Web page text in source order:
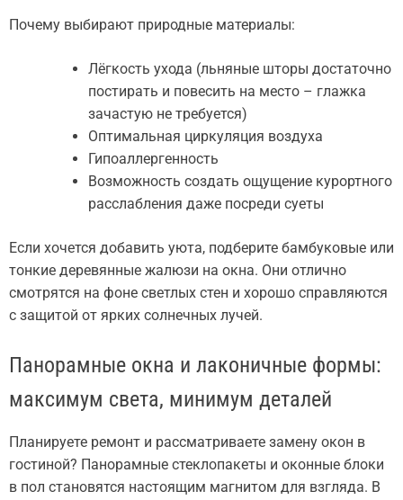
Почему выбирают природные материалы:
Лёгкость ухода (льняные шторы достаточно
постирать и повесить на место – глажка
зачастую не требуется)
Оптимальная циркуляция воздуха
Гипоаллергенность
Возможность создать ощущение курортного
расслабления даже посреди суеты
Если хочется добавить уюта, подберите бамбуковые или
тонкие деревянные жалюзи на окна. Они отлично
смотрятся на фоне светлых стен и хорошо справляются
с защитой от ярких солнечных лучей.
Панорамные окна и лаконичные формы:
максимум света, минимум деталей
Планируете ремонт и рассматриваете замену окон в
гостиной? Панорамные стеклопакеты и оконные блоки
в пол становятся настоящим магнитом для взгляда. В